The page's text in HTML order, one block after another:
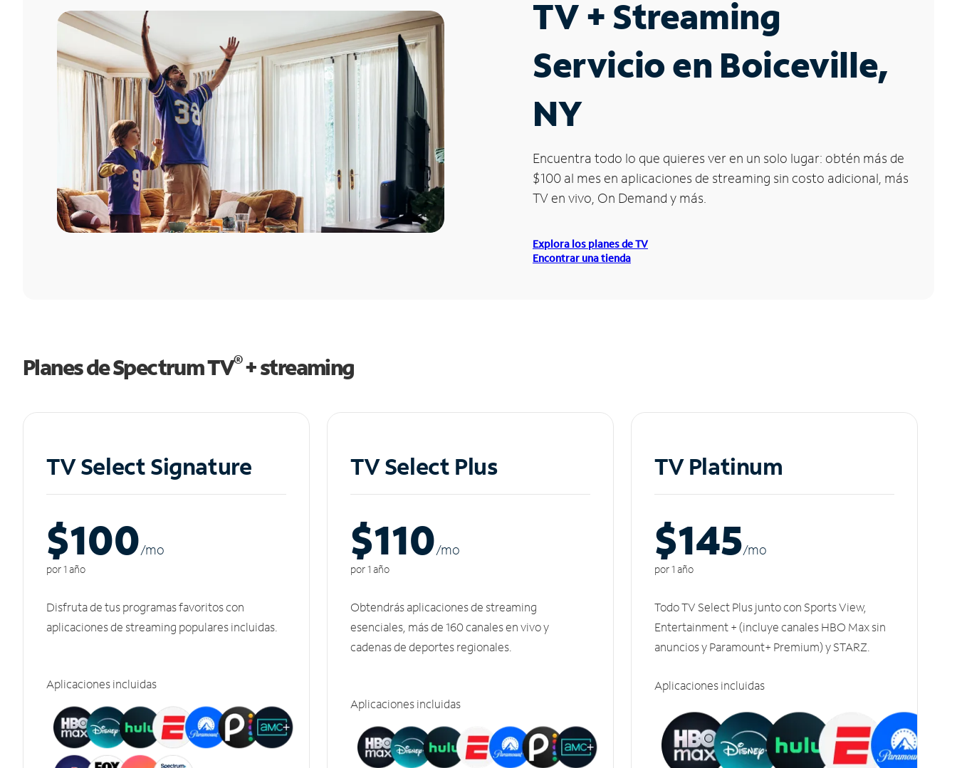
TV + Streaming
Servicio en Boiceville,
NY
Encuentra todo lo que quieres ver en un solo lugar: obtén más de
$100 al mes en aplicaciones de streaming sin costo adicional, más
TV en vivo, On Demand y más.
Explora los planes de TV
Encontrar una tienda
Planes de Spectrum TV®+ streaming
TV Select Signature
$100/mo
por 1 año
Disfruta de tus programas favoritos con
aplicaciones de streaming populares incluidas.
Aplicaciones incluidas
TV Select Plus
$110/mo
por 1 año
Obtendrás aplicaciones de streaming
esenciales, más de 160 canales en vivo y
cadenas de deportes regionales.
Aplicaciones incluidas
TV Platinum
$145/mo
por 1 año
Todo TV Select Plus junto con Sports View,
Entertainment + (incluye canales HBO Max sin
anuncios y Paramount+ Premium) y STARZ.
Aplicaciones incluidas